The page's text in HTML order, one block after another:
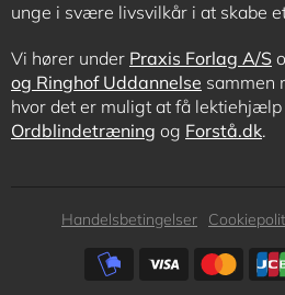
unge i svære livsvilkår i at skabe
Vi hører under Praxis Forlag A/S
og Ringhof Uddannelse sammen
hvor det er muligt at få lektiehjælp
Ordblindetræning og Forstå.dk.
Subfooter
Handelsbetingelser
Subfooter
payment